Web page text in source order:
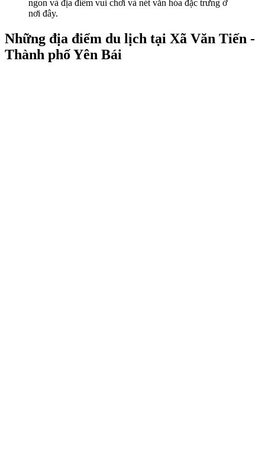
ngon và địa điểm vui chơi và nét văn hóa đặc trưng ở
nơi đây.
Những địa điểm du lịch tại Xã Văn Tiến -
Thành phố Yên Bái